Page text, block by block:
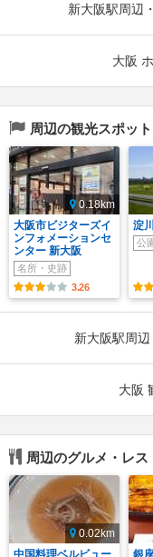
新大阪駅周辺
大阪
周辺の観光スポット
0.18km
大阪市ビジターズイ
ンフォメーションセ
ンター 新大阪
名所・史跡
3.26
淀
公
新大阪駅周
大阪
周辺のグルメ・レス
0.02km
中国料理ベルビュー
銀